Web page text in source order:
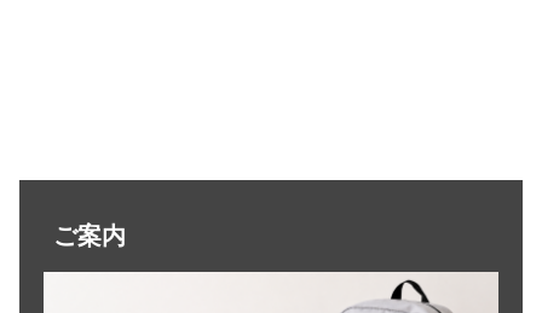
ご案内